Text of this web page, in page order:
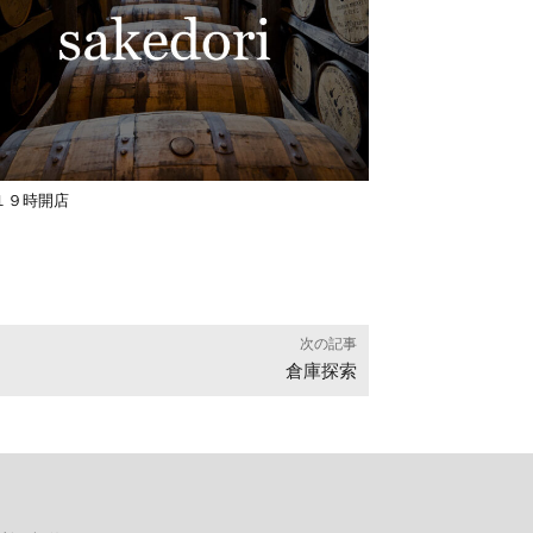
９時開店
次の記事
倉庫探索